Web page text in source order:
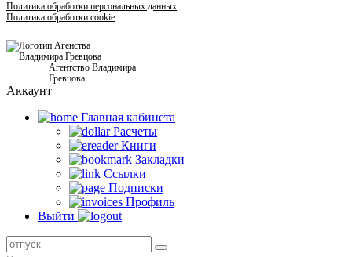
Политика обработки персональных данных
Политика обработки cookie
Агентство Владимира
Гревцова
Аккаунт
Главная кабинетa
Расчеты
Книги
Закладки
Ссылки
Подписки
Профиль
Выйти